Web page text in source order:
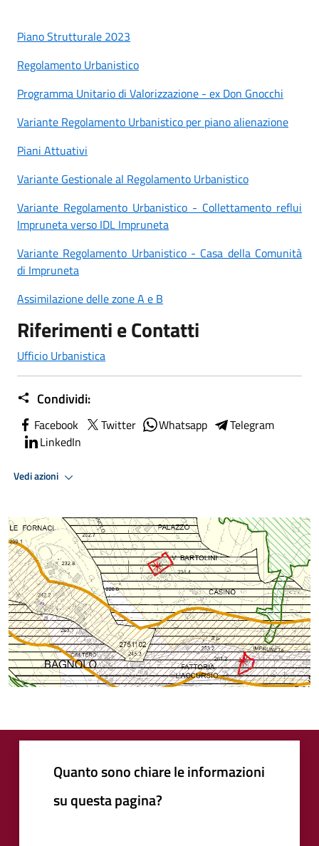
Piano Strutturale 2023
Regolamento Urbanistico
Programma Unitario di Valorizzazione - ex Don Gnocchi
Variante Regolamento Urbanistico per piano alienazione
Piani Attuativi
Variante Gestionale al Regolamento Urbanistico
Variante Regolamento Urbanistico - Collettamento reflui
Impruneta verso IDL Impruneta
Variante Regolamento Urbanistico - Casa della Comunità
di Impruneta
Assimilazione delle zone A e B
Riferimenti e Contatti
Ufficio Urbanistica
Condividi:
Facebook Twitter Whatsapp
Telegram
LinkedIn
Vedi azioni
Quanto sono chiare le informazioni
su questa pagina?